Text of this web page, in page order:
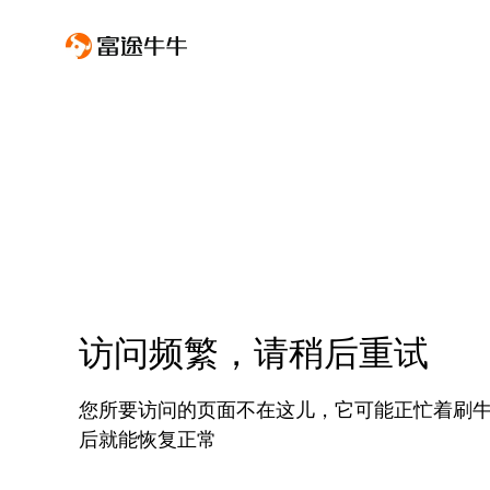
访问频繁，请稍后重试
您所要访问的页面不在这儿，它可能正忙着刷
后就能恢复正常